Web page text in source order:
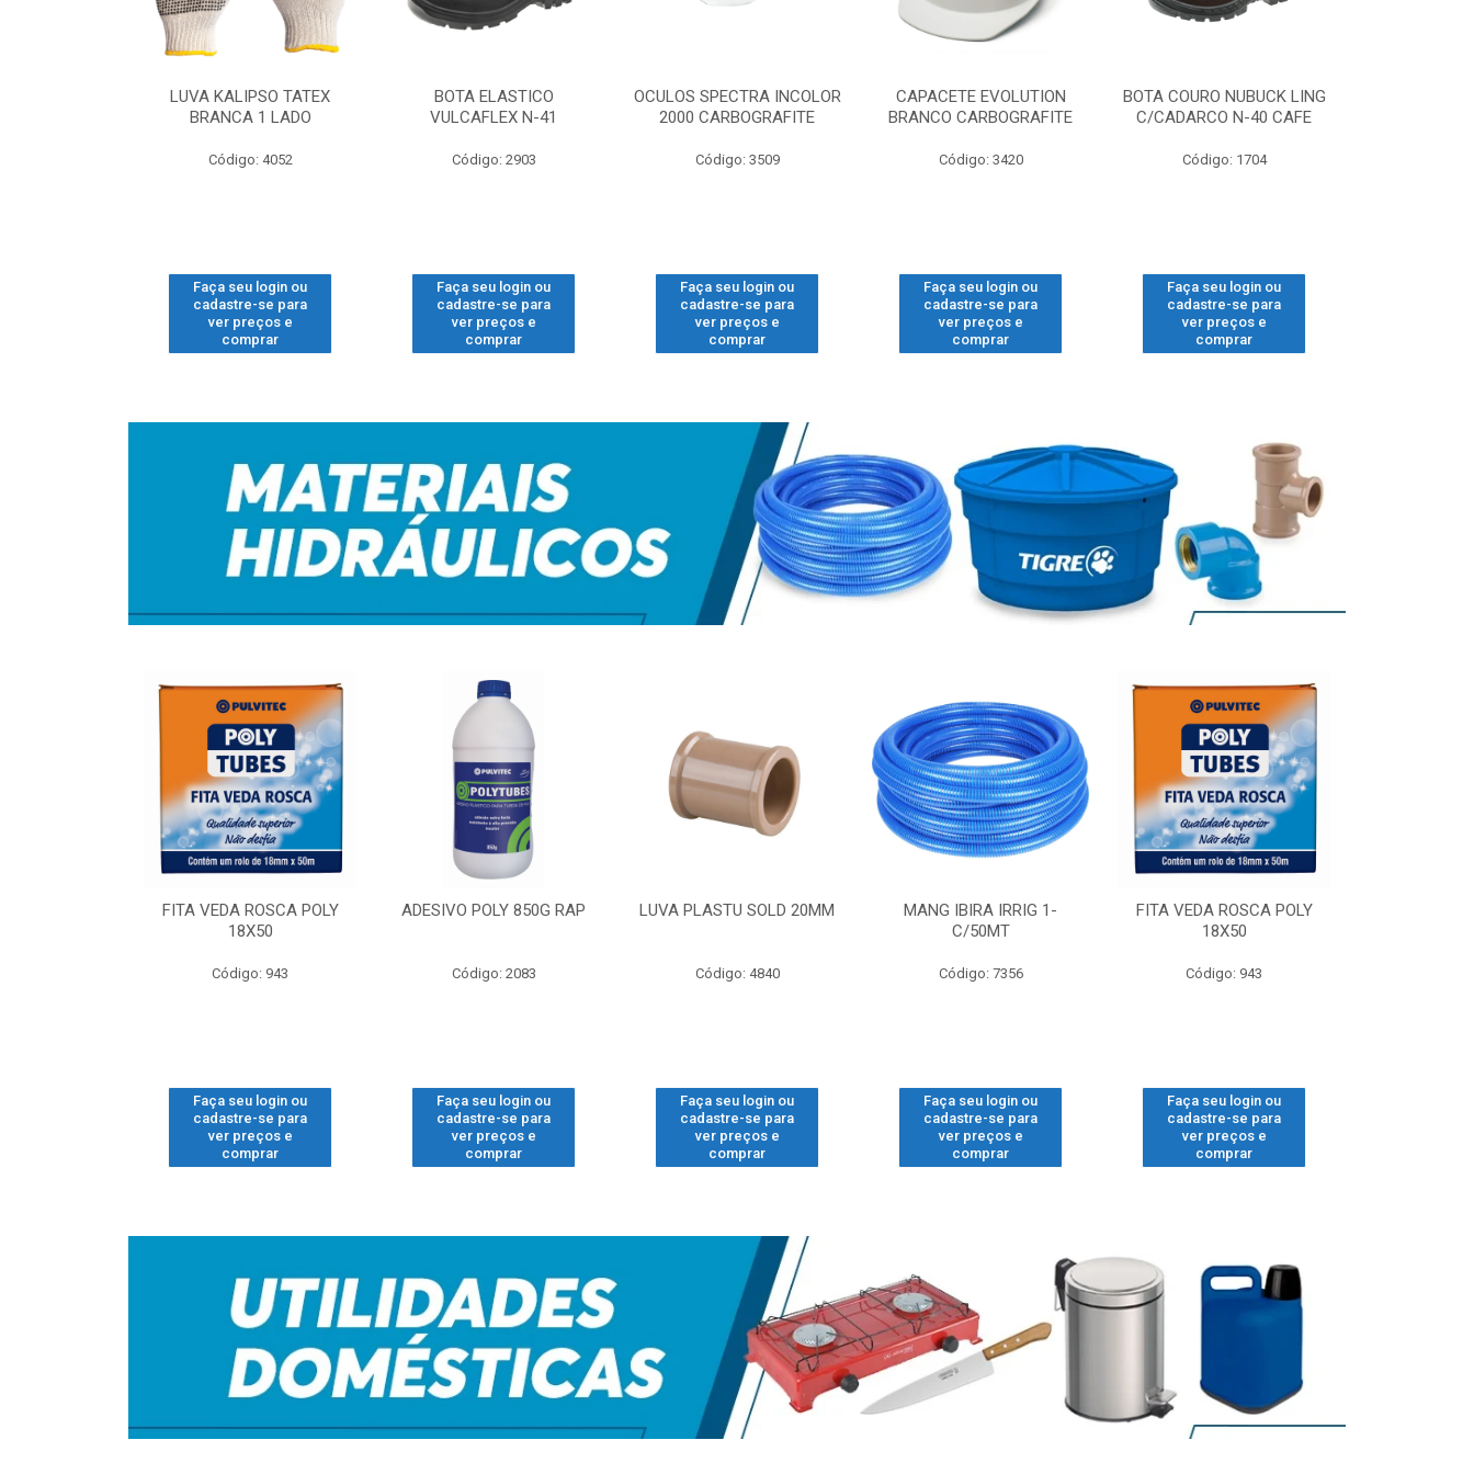
LUVA KALIPSO TATEX
BRANCA 1 LADO
Código: 4052
Faça seu login ou
cadastre-se para
ver preços e
comprar
BOTA ELASTICO
VULCAFLEX N-41
Código: 2903
Faça seu login ou
cadastre-se para
ver preços e
comprar
OCULOS SPECTRA INCOLOR
2000 CARBOGRAFITE
Código: 3509
Faça seu login ou
cadastre-se para
ver preços e
comprar
CAPACETE EVOLUTION
BRANCO CARBOGRAFITE
Código: 3420
Faça seu login ou
cadastre-se para
ver preços e
comprar
BOTA COURO NUBUCK LING
C/CADARCO N-40 CAFE
Código: 1704
Faça seu login ou
cadastre-se para
ver preços e
comprar
FITA VEDA ROSCA POLY
18X50
Código: 943
Faça seu login ou
cadastre-se para
ver preços e
comprar
ADESIVO POLY 850G RAP
Código: 2083
Faça seu login ou
cadastre-se para
ver preços e
comprar
LUVA PLASTU SOLD 20MM
Código: 4840
Faça seu login ou
cadastre-se para
ver preços e
comprar
MANG IBIRA IRRIG 1-
C/50MT
Código: 7356
Faça seu login ou
cadastre-se para
ver preços e
comprar
FITA VEDA ROSCA POLY
18X50
Código: 943
Faça seu login ou
cadastre-se para
ver preços e
comprar